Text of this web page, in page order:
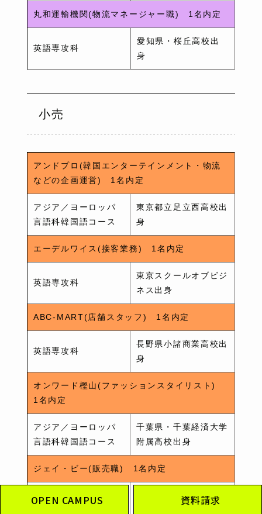
OPEN CAMPUS 資料請求
丸和運輸機関(物流マネージャー職) 1名内定
英語専攻科
愛知県・桜丘高校出
身
小売
アンドプロ(韓国エンターテインメント・物流
などの企画運営) 1名内定
アジア／ヨーロッパ
言語科韓国語コース
東京都立足立西高校出
身
エーデルワイス(接客業務) 1名内定
英語専攻科
東京スクールオブビジ
ネス出身
ABC-MART(店舗スタッフ) 1名内定
英語専攻科
長野県小諸商業高校出
身
オンワード樫山(ファッションスタイリスト)
1名内定
アジア／ヨーロッパ
言語科韓国語コース
千葉県・千葉経済大学
附属高校出身
ジェイ・ビー(販売職) 1名内定
英語専攻科
山口県立新南陽高校出